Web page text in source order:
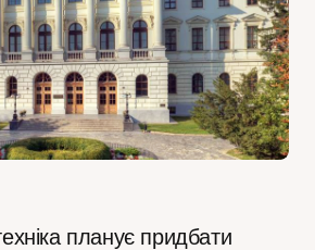
планує придбати